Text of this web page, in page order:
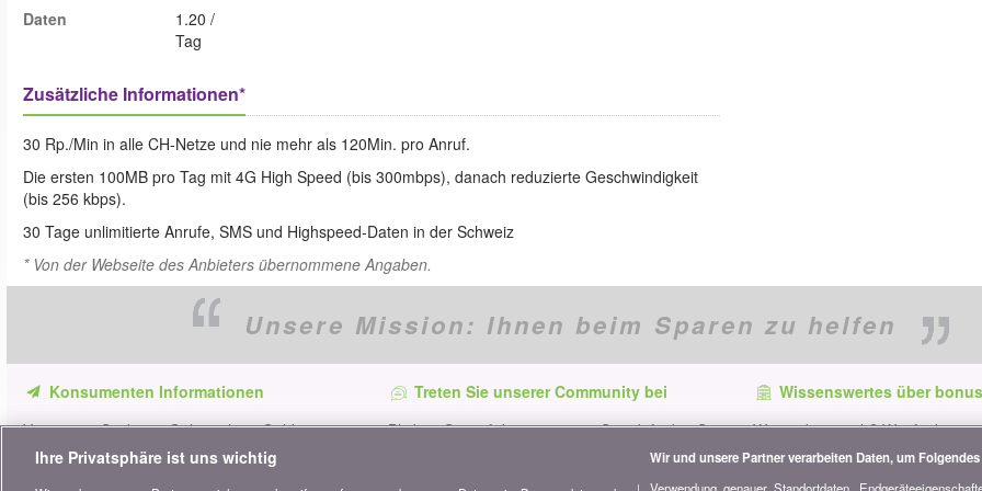
Daten
1.20 /
Tag
Zusätzliche Informationen*
30 Rp./Min in alle CH-Netze und nie mehr als 120Min. pro Anruf.
Die ersten 100MB pro Tag mit 4G High Speed (bis 300mbps), danach reduzierte Geschwindigkeit
(bis 256 kbps).
30 Tage unlimitierte Anrufe, SMS und Highspeed-Daten in der Schweiz
* Von der Webseite des Anbieters übernommene Angaben.
Unsere Mission: Ihnen beim Sparen zu helfen
Konsumenten Informationen
Verpassen Sie keine Gelegenheit, Geld zu
sparen. Erhalten Sie unsere Vergleiche,
Ratschläge und Tipps in den Bereichen
Treten Sie unserer Community bei
Bleiben Sie auf dem neuesten Stand, finden Sie
alle Ratschläge und Tipps zum Sparen auf:
Wissenswertes über
Wer ist bonus.ch? Wie
Vergleiche? Presseanfragen,
Ihre Privatsphäre ist uns wichtig
Wir und unsere Partner verarbeiten Daten, um
Verwendung genauer Standortdaten.